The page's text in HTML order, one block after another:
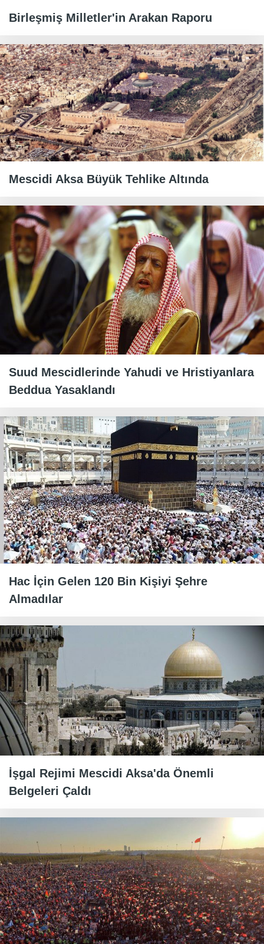
Birleşmiş Milletler'in Arakan Raporu
Mescidi Aksa Büyük Tehlike Altında
Suud Mescidlerinde Yahudi ve Hristiyanlara
Beddua Yasaklandı
Hac İçin Gelen 120 Bin Kişiyi Şehre
Almadılar
İşgal Rejimi Mescidi Aksa'da Önemli
Belgeleri Çaldı